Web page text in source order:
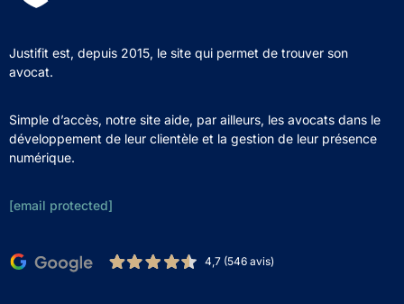
Justifit est, depuis 2015, le site qui permet de trouver son
avocat.
Simple d’accès, notre site aide, par ailleurs, les avocats dans le
développement de leur clientèle et la gestion de leur présence
numérique.
[email protected]
4,7 (546 avis)